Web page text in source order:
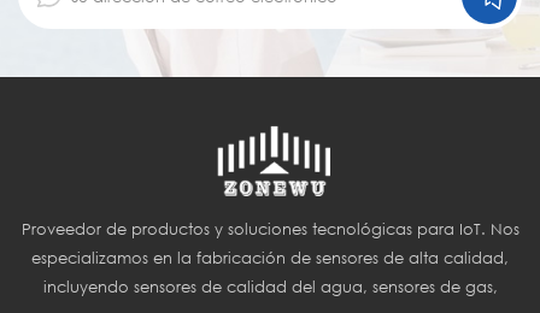
Proveedor de productos y soluciones tecnológicas para IoT. Nos
especializamos en la fabricación de sensores de alta calidad,
incluyendo sensores de calidad del agua, sensores de gas,